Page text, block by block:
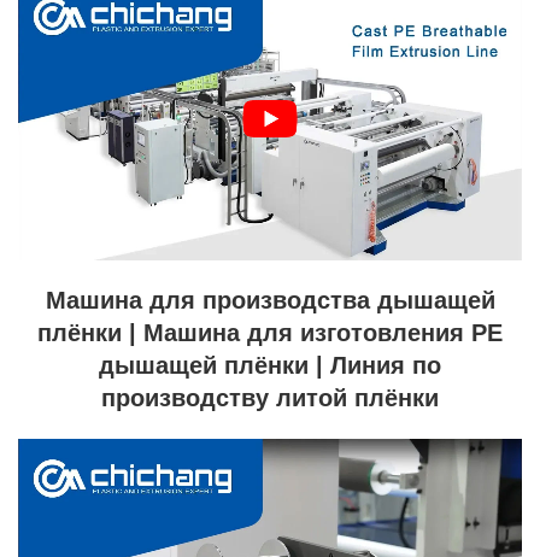
Машина для производства дышащей
плёнки | Машина для изготовления PE
дышащей плёнки | Линия по
производству литой плёнки